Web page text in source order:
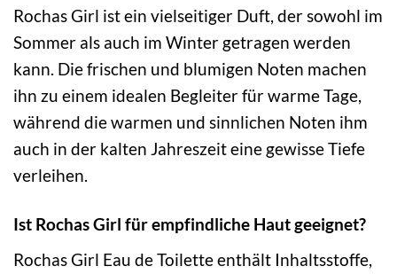
Rochas Girl ist ein vielseitiger Duft, der sowohl im
Sommer als auch im Winter getragen werden
kann. Die frischen und blumigen Noten machen
ihn zu einem idealen Begleiter für warme Tage,
während die warmen und sinnlichen Noten ihm
auch in der kalten Jahreszeit eine gewisse Tiefe
verleihen.
Ist Rochas Girl für empfindliche Haut geeignet?
Rochas Girl Eau de Toilette enthält Inhaltsstoffe,